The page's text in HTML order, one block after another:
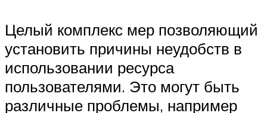
Целый комплекс мер позволяющий
установить причины неудобств в
использовании ресурса
пользователями. Это могут быть
различные проблемы, например